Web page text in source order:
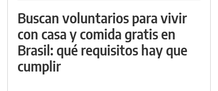
Buscan voluntarios para vivir
con casa y comida gratis en
Brasil: qué requisitos hay que
cumplir